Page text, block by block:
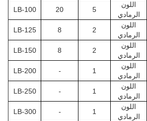
اللون
الرمادي
5
20
LB-100
اللون
الرمادي
2
8
LB-125
اللون
الرمادي
2
8
LB-150
اللون
الرمادي
1
-
LB-200
اللون
الرمادي
1
-
LB-250
اللون
الرمادي
1
-
LB-300